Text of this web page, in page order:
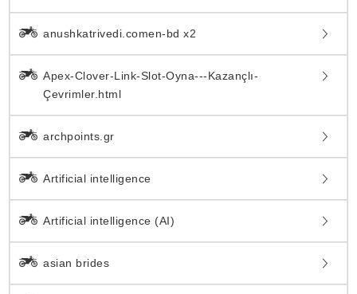
anushkatrivedi.comen-bd x2
Apex-Clover-Link-Slot-Oyna---Kazançlı-
Çevrimler.html
archpoints.gr
Artificial intelligence
Artificial intelligence (AI)
asian brides